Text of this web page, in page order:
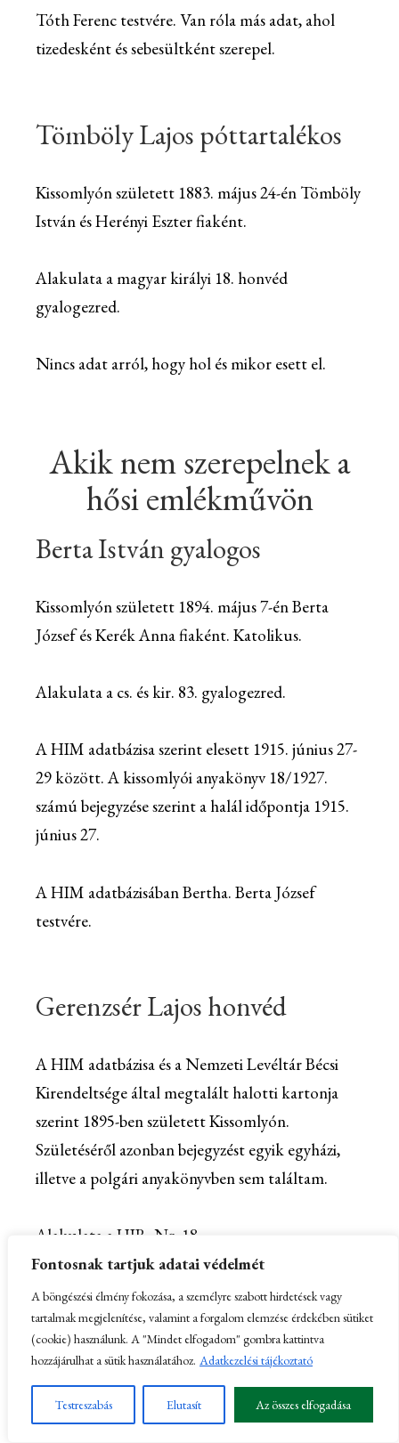
Fontosnak tartjuk adatai védelmét
A böngészési élmény fokozása, a személyre szabott hirdetések vagy
tartalmak megjelenítése, valamint a forgalom elemzése érdekében sütiket
(cookie) használunk. A "Mindet elfogadom" gombra kattintva
hozzájárulhat a sütik használatához. Adatkezelési tájékoztató
Testreszabás Elutasít Az összes elfogadása
Tóth Ferenc testvére. Van róla más adat, ahol
tizedesként és sebesültként szerepel.
Tömböly Lajos póttartalékos
Kissomlyón született 1883. május 24-én Tömböly
István és Herényi Eszter fiaként.
Alakulata a magyar királyi 18. honvéd
gyalogezred.
Nincs adat arról, hogy hol és mikor esett el.
Akik nem szerepelnek a
hősi emlékművön
Berta István gyalogos
Kissomlyón született 1894. május 7-én Berta
József és Kerék Anna fiaként. Katolikus.
Alakulata a cs. és kir. 83. gyalogezred.
A HIM adatbázisa szerint elesett 1915. június 27-
29 között. A kissomlyói anyakönyv 18/1927.
számú bejegyzése szerint a halál időpontja 1915.
június 27.
A HIM adatbázisában Bertha. Berta József
testvére.
Gerenzsér Lajos honvéd
A HIM adatbázisa és a Nemzeti Levéltár Bécsi
Kirendeltsége által megtalált halotti kartonja
szerint 1895-ben született Kissomlyón.
Születéséről azonban bejegyzést egyik egyházi,
illetve a polgári anyakönyvben sem találtam.
Alakulata a HIR. Nr. 18.
Elsesett: 1917. augusztus 10-én az Ojtozi-
szorosban.
Heitlinger Dániel gyalogos